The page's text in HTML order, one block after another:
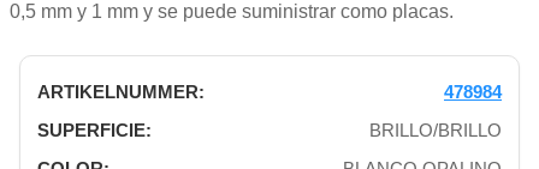
0,5 mm y 1 mm y se puede suministrar como placas.
478984
BRILLO/BRILLO